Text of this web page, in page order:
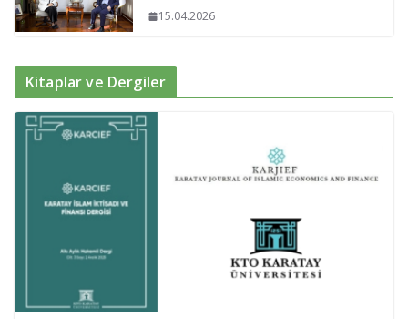
15.04.2026
Kitaplar ve Dergiler